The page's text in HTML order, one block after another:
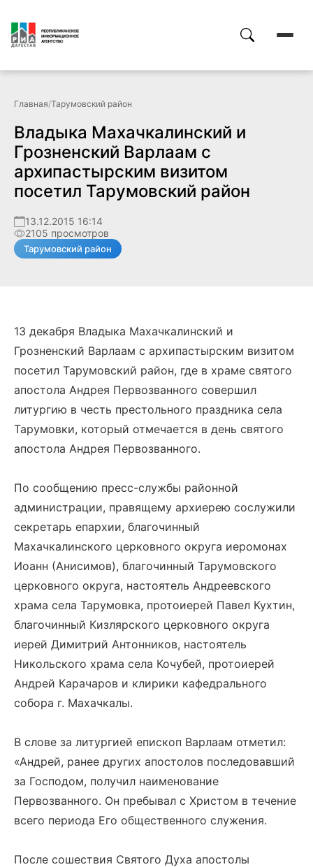
Главная/Тарумовский район
Владыка Махачкалинский и
Грозненский Варлаам с
архипастырским визитом
посетил Тарумовский район
13.12.2015 16:14
2105 просмотров
Тарумовский район
13 декабря Владыка Махачкалинский и
Грозненский Варлаам с архипастырским визитом
посетил Тарумовский район, где в храме святого
апостола Андрея Первозванного совершил
литургию в честь престольного праздника села
Тарумовки, который отмечается в день святого
апостола Андрея Первозванного.
По сообщению пресс-службы районной
администрации, правящему архиерею сослужили
секретарь епархии, благочинный
Махачкалинского церковного округа иеромонах
Иоанн (Анисимов), благочинный Тарумовского
церковного округа, настоятель Андреевского
храма села Тарумовка, протоиерей Павел Кухтин,
благочинный Кизлярского церковного округа
иерей Димитрий Антонников, настоятель
Никольского храма села Кочубей, протоиерей
Андрей Карачаров и клирики кафедрального
собора г. Махачкалы.
В слове за литургией епископ Варлаам отметил:
«Андрей, ранее других апостолов последовавший
за Господом, получил наименование
Первозванного. Он пребывал с Христом в течение
всего периода Его общественного служения.
После сошествия Святого Духа апостолы